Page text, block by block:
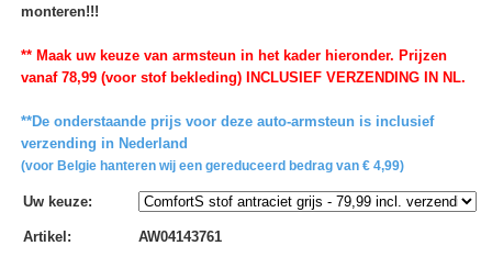
monteren!!!
** Maak uw keuze van armsteun in het kader hieronder. Prijzen
vanaf 78,99 (voor stof bekleding) INCLUSIEF VERZENDING IN NL.
**De onderstaande prijs voor deze auto-armsteun is inclusief
verzending in Nederland
(voor Belgie hanteren wij een gereduceerd bedrag van € 4,99)
Uw keuze:
Artikel : AW04143761